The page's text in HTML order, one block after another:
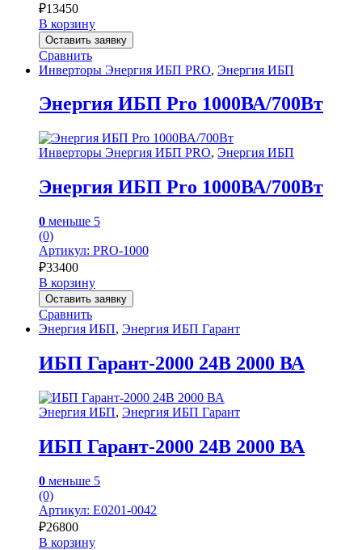
₽13450
В корзину
Оставить заявку
Сравнить
Инверторы Энергия ИБП PRO, Энергия ИБП
Энергия ИБП Pro 1000ВА/700Вт
Инверторы Энергия ИБП PRO, Энергия ИБП
Энергия ИБП Pro 1000ВА/700Вт
0 меньше 5
(0)
Артикул: PRO-1000
₽33400
В корзину
Оставить заявку
Сравнить
Энергия ИБП, Энергия ИБП Гарант
ИБП Гарант-2000 24В 2000 ВА
Энергия ИБП, Энергия ИБП Гарант
ИБП Гарант-2000 24В 2000 ВА
0 меньше 5
(0)
Артикул: Е0201-0042
₽26800
В корзину